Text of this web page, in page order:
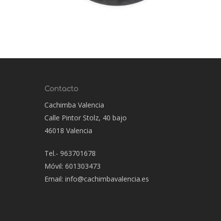
Contacto
Cachimba Valencia
Calle Pintor Stolz, 40 bajo
46018 Valencia
Tel.- 963701678
Móvil: 601303473
Email: info@cachimbavalencia.es